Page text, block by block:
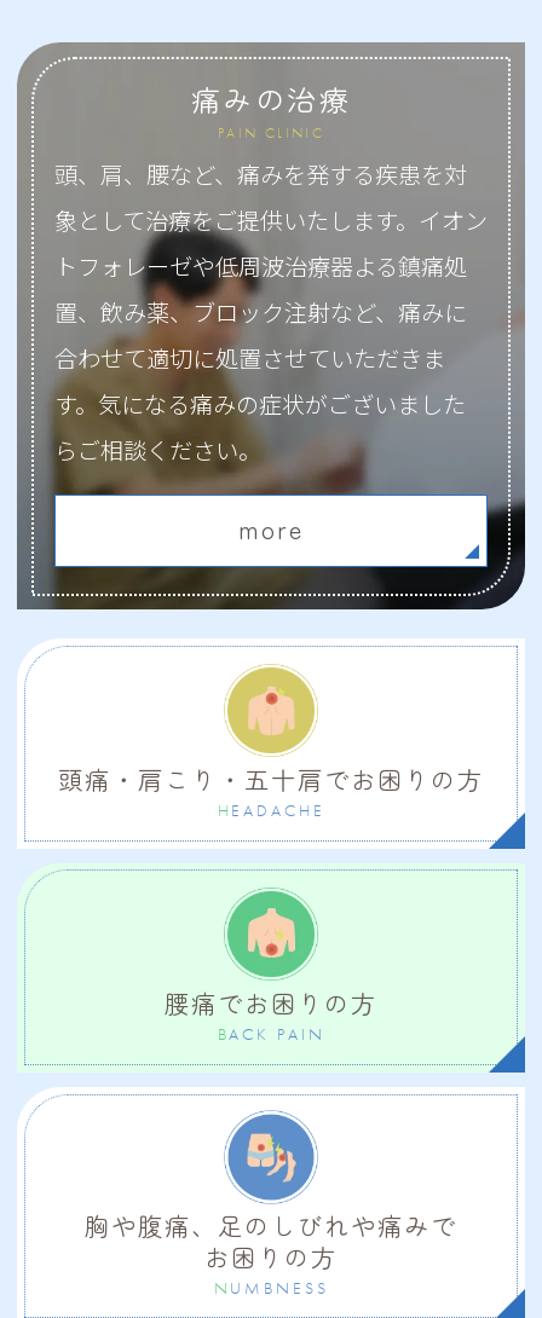
痛みの治療
PAIN CLINIC
頭、肩、腰など、痛みを発する疾患を対
象として治療をご提供いたします。イオン
トフォレーゼや低周波治療器よる鎮痛処
置、飲み薬、ブロック注射など、痛みに
合わせて適切に処置させていただきま
す。気になる痛みの症状がございました
らご相談ください。
more
頭痛・肩こり・五十肩でお困りの方
H EADACHE
腰痛でお困りの方
BACK PAIN
胸や腹痛、足のしびれや痛みで
お困りの方
N UMBNESS